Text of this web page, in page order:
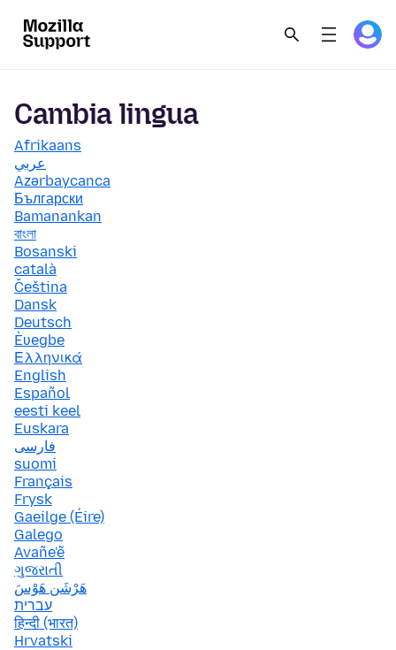
Cambia lingua
Afrikaans
عربي
Azərbaycanca
Български
Bamanankan
বাংলা
Bosanski
català
Čeština
Dansk
Deutsch
Èʋegbe
Ελληνικά
English
Español
eesti keel
Euskara
فارسی
suomi
Français
Frysk
Gaeilge (Éire)
Galego
Avañe'ẽ
ગુજરાતી
هَرْشَن هَوْسَ
עברית
हिन्दी (भारत)
Hrvatski